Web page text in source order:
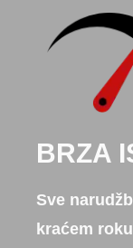
BRZA
Sve
kraćem